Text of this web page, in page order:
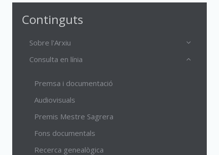
Continguts
Sobre l'Arxiu
Consulta en línia
Premsa i documentació
Audiovisuals
Premis Mestre Sagrera
Fons documentals
Recerca genealògica